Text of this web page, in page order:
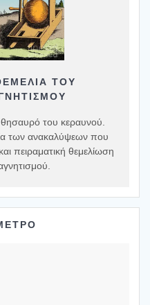
ΤΟΥ
θησαυρό του κεραυνού.
των ανακαλύψεων που
πειραματική θεμελίωση